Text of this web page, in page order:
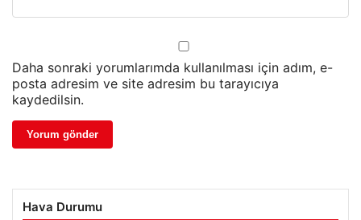
Daha sonraki yorumlarımda kullanılması için adım, e-
posta adresim ve site adresim bu tarayıcıya
kaydedilsin.
Hava Durumu